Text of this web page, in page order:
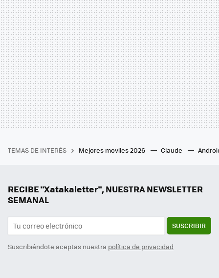
TEMAS DE INTERÉS Mejores moviles 2026 Claude
RECIBE "Xatakaletter", NUESTRA NEWSLETTER
SEMANAL
SUSCRIBIR
Suscribiéndote aceptas nuestra política de privacidad